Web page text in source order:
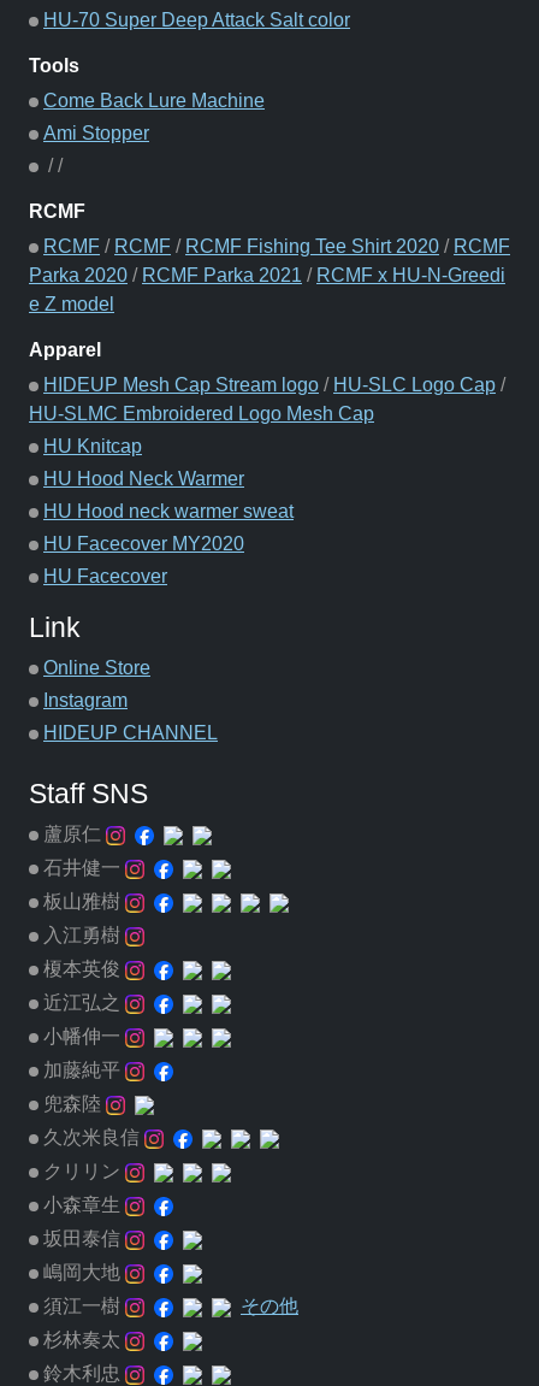
HU-70 Super Deep Attack Salt color
Tools
Come Back Lure Machine
Ami Stopper
//
RCMF
RCMF / RCMF / RCMF Fishing Tee Shirt 2020 / RCMF
Parka 2020 / RCMF Parka 2021 / RCMF x HU-N-Greedi
e Z model
Apparel
HIDEUP Mesh Cap Stream logo / HU-SLC Logo Cap /
HU-SLMC Embroidered Logo Mesh Cap
HU Knitcap
HU Hood Neck Warmer
HU Hood neck warmer sweat
HU Facecover MY2020
HU Facecover
Link
Online Store
Instagram
HIDEUP CHANNEL
Staff SNS
蘆原仁
石井健一
板山雅樹
入江勇樹
榎本英俊
近江弘之
小幡伸一
加藤純平
兜森陸
久次米良信
クリリン
小森章生
坂田泰信
嶋岡大地
須江一樹
その他
杉林奏太
鈴木利忠